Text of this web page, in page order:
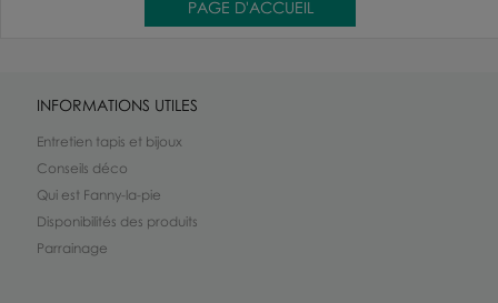
INFORMATIONS UTILES
Entretien tapis et bijoux
Conseils déco
Qui est Fanny-la-pie
Disponibilités des produits
Parrainage